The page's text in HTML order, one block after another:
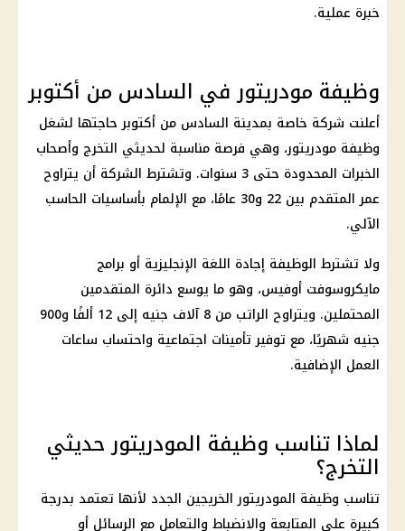
خبرة عملية.
وظيفة مودريتور في السادس من أكتوبر
أعلنت شركة خاصة بمدينة السادس من أكتوبر حاجتها لشغل
وظيفة مودريتور، وهي فرصة مناسبة لحديثي التخرج وأصحاب
الخبرات المحدودة حتى 3 سنوات. وتشترط الشركة أن يتراوح
عمر المتقدم بين 22 و30 عامًا، مع الإلمام بأساسيات الحاسب
الآلي.
ولا تشترط الوظيفة إجادة اللغة الإنجليزية أو برامج
مايكروسوفت أوفيس، وهو ما يوسع دائرة المتقدمين
المحتملين. ويتراوح الراتب من 8 آلاف جنيه إلى 12 ألفًا و900
جنيه شهريًا، مع توفير تأمينات اجتماعية واحتساب ساعات
العمل الإضافية.
لماذا تناسب وظيفة المودريتور حديثي
التخرج؟
تناسب وظيفة المودريتور الخريجين الجدد لأنها تعتمد بدرجة
كبيرة على المتابعة والانضباط والتعامل مع الرسائل أو